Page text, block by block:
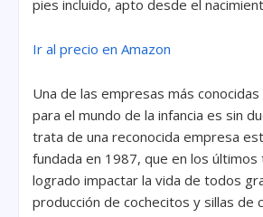
pies incluido, apto desde el
Ir al precio en Amazon
Una de las empresas más
para el mundo de la infancia es sin
trata de una reconocida empresa
fundada en 1987, que en los últimos
logrado impactar la vida de todos
producción de cochecitos y sillas de